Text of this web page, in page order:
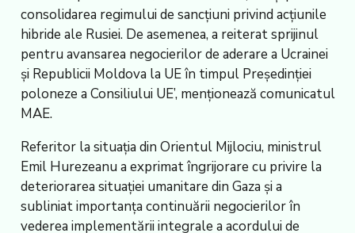
consolidarea regimului de sancțiuni privind acțiunile
hibride ale Rusiei. De asemenea, a reiterat sprijinul
pentru avansarea negocierilor de aderare a Ucrainei
și Republicii Moldova la UE în timpul Președinției
poloneze a Consiliului UE’, menționează comunicatul
MAE.
Referitor la situația din Orientul Mijlociu, ministrul
Emil Hurezeanu a exprimat îngrijorare cu privire la
deteriorarea situației umanitare din Gaza și a
subliniat importanța continuării negocierilor în
vederea implementării integrale a acordului de